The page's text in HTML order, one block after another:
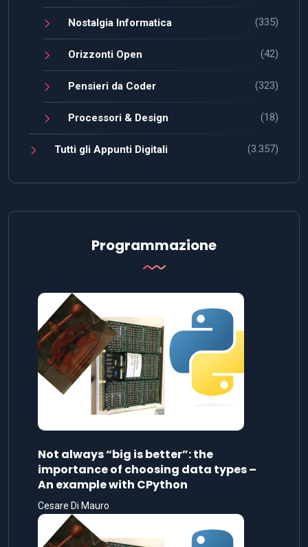
Nostalgia Informatica (335)
Orizzonti Open (42)
Pensieri da Coder (323)
Processori & Design (18)
Tutti gli Appunti Digitali (3.357)
Programmazione
Not always “big is better”: the
importance of choosing data types –
An example with CPython
Cesare Di Mauro